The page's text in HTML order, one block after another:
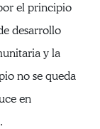
el principio
desarrollo
y la
no se queda
en